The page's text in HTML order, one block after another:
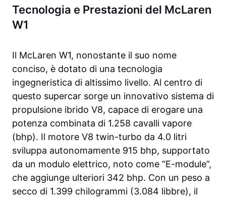
Tecnologia e Prestazioni del McLaren
W1
Il McLaren W1, nonostante il suo nome
conciso, è dotato di una tecnologia
ingegneristica di altissimo livello. Al centro di
questo supercar sorge un innovativo sistema di
propulsione ibrido V8, capace di erogare una
potenza combinata di 1.258 cavalli vapore
(bhp). Il motore V8 twin-turbo da 4.0 litri
sviluppa autonomamente 915 bhp, supportato
da un modulo elettrico, noto come “E-module”,
che aggiunge ulteriori 342 bhp. Con un peso a
secco di 1.399 chilogrammi (3.084 libbre), il